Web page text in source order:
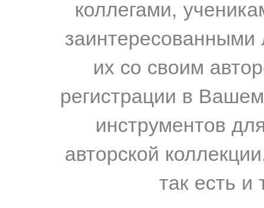
коллегами,
их со своим
регистрации в
инструментов
авторской
так есть и